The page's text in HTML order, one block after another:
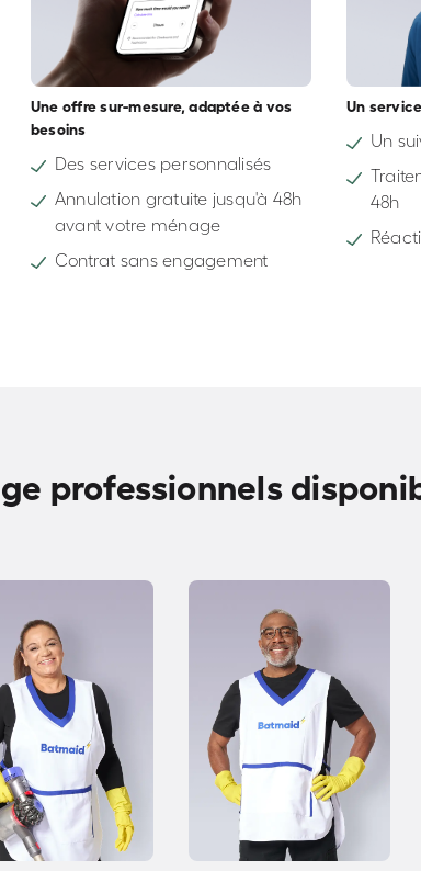
Une offre sur-mesure, adaptée à vos
besoins
Des services personnalisés
Annulation gratuite jusqu'à 48h
avant votre ménage
Contrat sans engagement
Un
Un
48h
professionnels